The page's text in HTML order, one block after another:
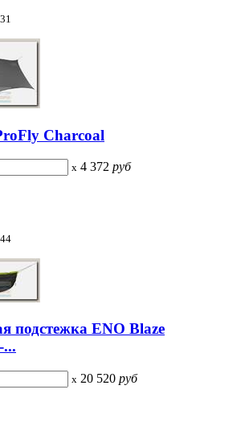
Charcoal
x 4 372 руб
подстежка ENO Blaze
x 20 520 руб